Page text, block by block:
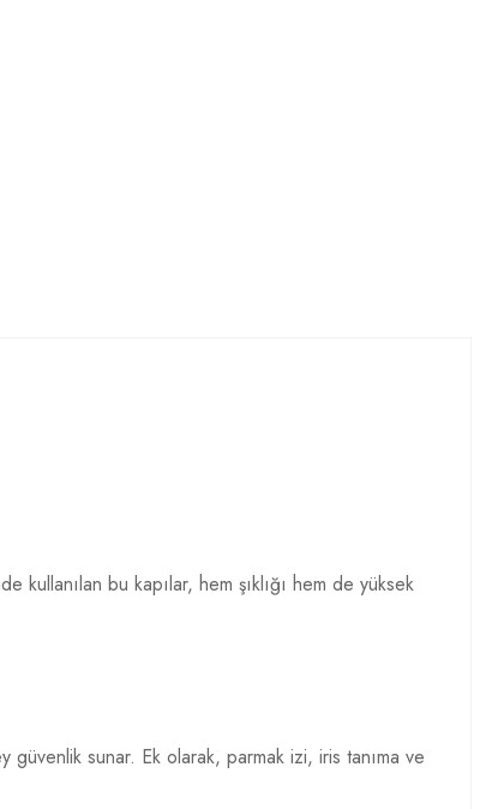
kullanılan bu kapılar, hem şıklığı hem de yüksek
güvenlik sunar. Ek olarak, parmak izi, iris tanıma ve